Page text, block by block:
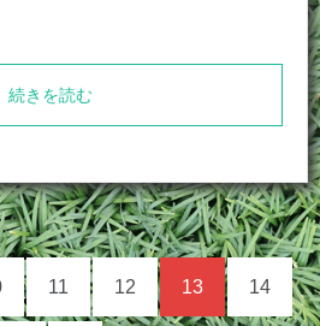
続きを読む
11 12 13 14